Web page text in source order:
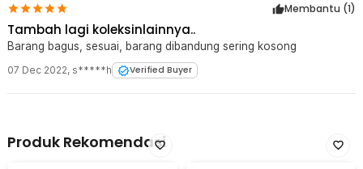
Membantu (1)
Tambah lagi koleksinlainnya..
Barang bagus, sesuai, barang dibandung sering kosong
07 Dec 2022, s*****h Verified Buyer
Produk Rekomendasi